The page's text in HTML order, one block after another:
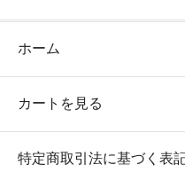
ホーム
カートを見る
特定商取引法に基づく表